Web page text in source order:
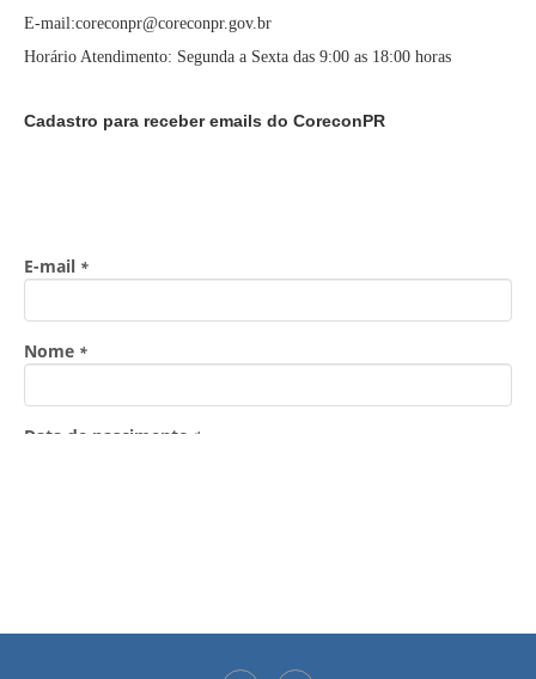
E-mail:coreconpr@coreconpr.gov.br
Horário Atendimento: Segunda a Sexta das 9:00 as 18:00 horas
Cadastro para receber emails do CoreconPR